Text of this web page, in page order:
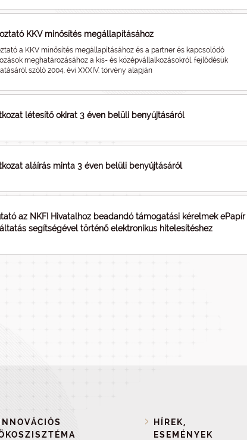
KKV minősítés megállapításához
a KKV minősítés megállapításához és a partner és kapcsolódó
meghatározásához a kis- és középvállalkozásokról, fejlődésük
szóló 2004. évi XXXIV. törvény alapján
létesítő okirat 3 éven belüli benyújtásáról
aláírás minta 3 éven belüli benyújtásáról
az NKFI Hivatalhoz beadandó támogatási kérelmek ePapír
segítségével történő elektronikus hitelesítéshez
INNOVÁCIÓS
HÍREK,
ESEMÉNYEK